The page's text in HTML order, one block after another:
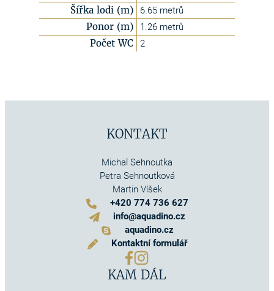
Šířka lodi (m) 6.65 metrů
Ponor (m) 1.26 metrů
Počet WC 2
KONTAKT
Michal Sehnoutka
Petra Sehnoutková
Martin Víšek
+420 774 736 627
info@aquadino.cz
aquadino.cz
Kontaktní formulář
KAM DÁL